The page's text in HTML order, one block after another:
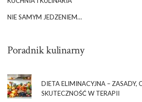
NIE SAMYM JEDZENIEM…
Poradnik kulinarny
DIETA ELIMINACYJNA – ZASADY,
SKUTECZNOŚĆ W TERAPII